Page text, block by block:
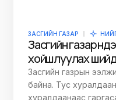
ЗАСГИЙН ГАЗАР
Засгийн газар
хойшлуулах
Засгийн газрын
байна. Тус
хуралдаанаас